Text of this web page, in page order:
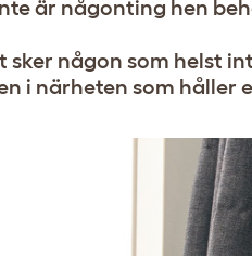
är någonting hen
sker någon som helst
i närheten som håller